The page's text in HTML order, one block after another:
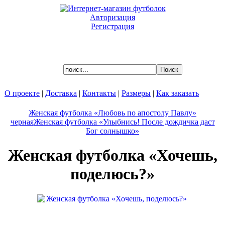
Авторизация
Регистрация
О проекте | Доставка | Контакты | Размеры | Как заказать
Женская футболка «Любовь по апостолу Павлу»
чернаяЖенская футболка «Улыбнись! После дождичка даст
Бог солнышко»
Женская футболка «Хочешь,
поделюсь?»